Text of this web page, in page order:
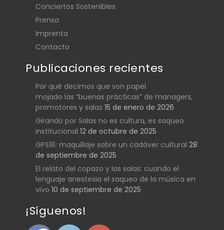
Conciertos Sostenibles
Prensa
Imprenta
Contacto
Publicaciones recientes
Por qué decimos que son papel
mojado las “buenas prácticas” de managers,
promotores y salas 15 de enero de 2026
Girando por Salas no es cultura, es saqueo
institucional 12 de octubre de 2025
GPS16: maquillaje sobre un cadáver cultural 28
de septiembre de 2025
El relato del copazo y las salas: cuando el
lenguaje anestesia el saqueo de la música en
vivo 10 de septiembre de 2025
¡Síguenos!